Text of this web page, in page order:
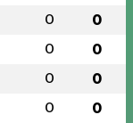
0 0
0 0
0 0
0 0